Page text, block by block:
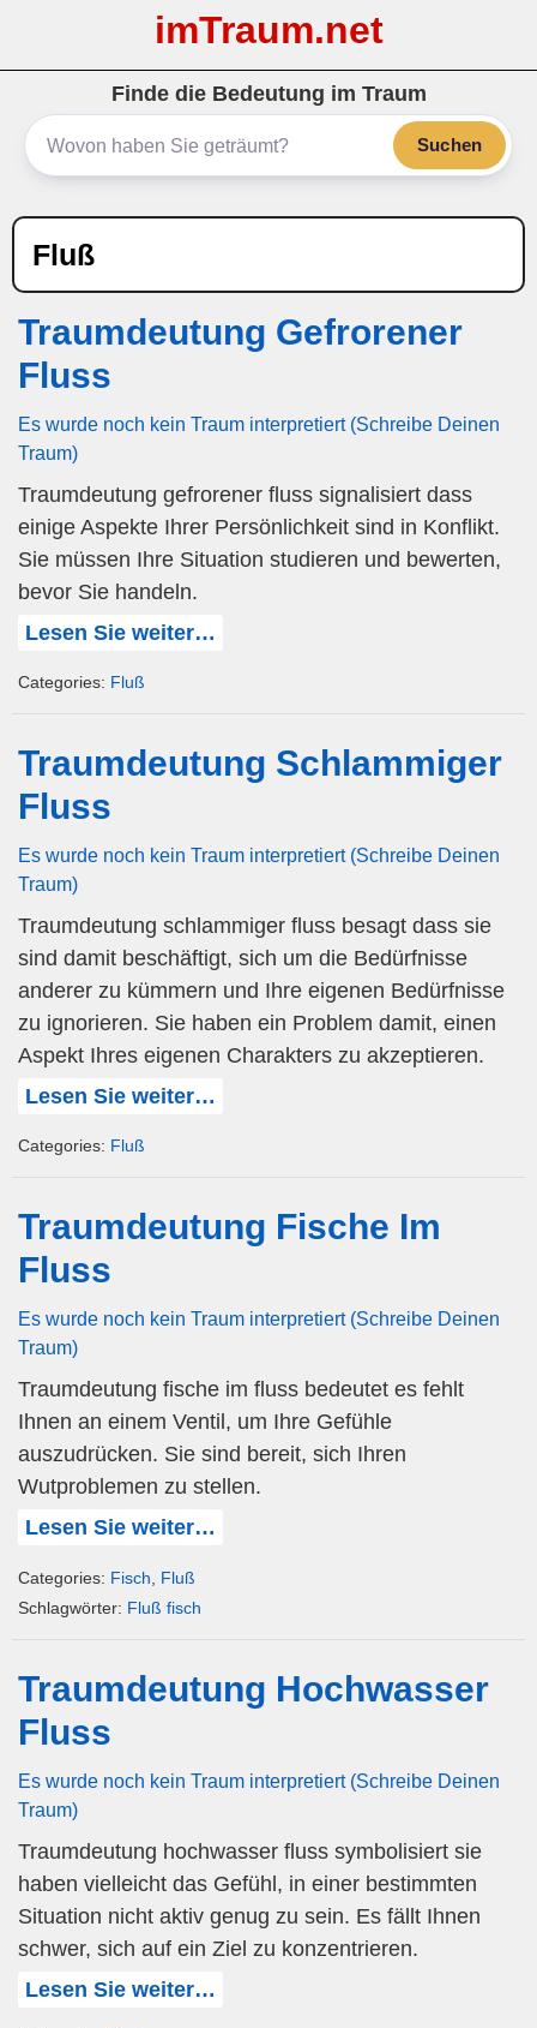
imTraum.net
Finde die Bedeutung im Traum
Suchen
Fluß
Traumdeutung Gefrorener
Fluss
Es wurde noch kein Traum interpretiert (Schreibe Deinen
Traum)
Traumdeutung gefrorener fluss signalisiert dass
einige Aspekte Ihrer Persönlichkeit sind in Konflikt.
Sie müssen Ihre Situation studieren und bewerten,
bevor Sie handeln.
Lesen Sie weiter…
Categories: Fluß
Traumdeutung Schlammiger
Fluss
Es wurde noch kein Traum interpretiert (Schreibe Deinen
Traum)
Traumdeutung schlammiger fluss besagt dass sie
sind damit beschäftigt, sich um die Bedürfnisse
anderer zu kümmern und Ihre eigenen Bedürfnisse
zu ignorieren. Sie haben ein Problem damit, einen
Aspekt Ihres eigenen Charakters zu akzeptieren.
Lesen Sie weiter…
Categories: Fluß
Traumdeutung Fische Im
Fluss
Es wurde noch kein Traum interpretiert (Schreibe Deinen
Traum)
Traumdeutung fische im fluss bedeutet es fehlt
Ihnen an einem Ventil, um Ihre Gefühle
auszudrücken. Sie sind bereit, sich Ihren
Wutproblemen zu stellen.
Lesen Sie weiter…
Categories: Fisch
Fluß
Schlagwörter: Fluß fisch
Traumdeutung Hochwasser
Fluss
Es wurde noch kein Traum interpretiert (Schreibe Deinen
Traum)
Traumdeutung hochwasser fluss symbolisiert sie
haben vielleicht das Gefühl, in einer bestimmten
Situation nicht aktiv genug zu sein. Es fällt Ihnen
schwer, sich auf ein Ziel zu konzentrieren.
Lesen Sie weiter…